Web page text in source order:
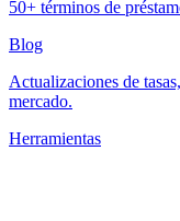
50+ términos de
Blog
Actualizaciones de
mercado.
Herramientas